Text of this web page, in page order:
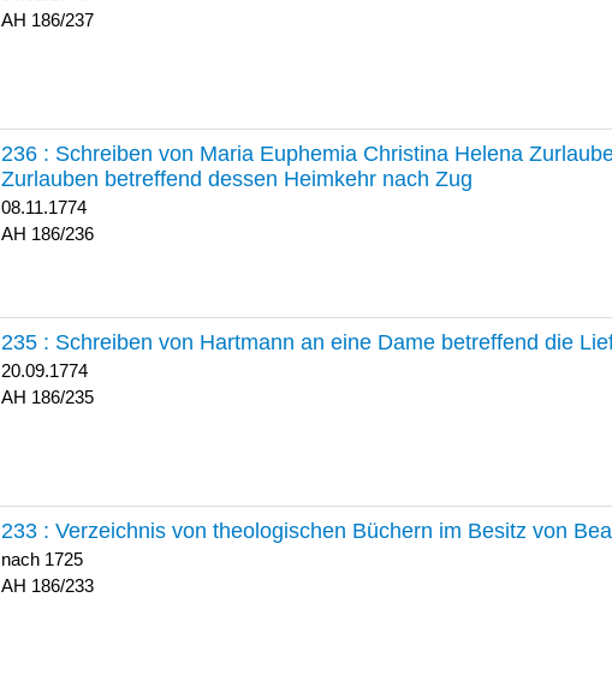
186/237
236 : Schreiben von Maria Euphemia Christina Helena
Zurlauben betreffend dessen Heimkehr nach Zug
08.11.1774
186/236
235 : Schreiben von Hartmann an eine Dame betreffend die
20.09.1774
186/235
233 : Verzeichnis von theologischen Büchern im Besitz von
nach 1725
186/233